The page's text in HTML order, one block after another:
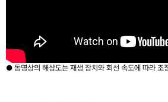
● 동영상의 해상도는 재생 장치와 회선 속도에 따라 조